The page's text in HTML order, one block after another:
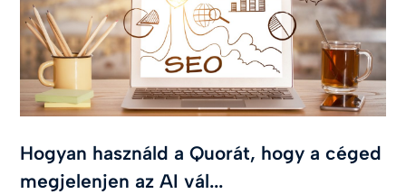
Hogyan használd a Quorát, hogy a céged
megjelenjen az AI vál...